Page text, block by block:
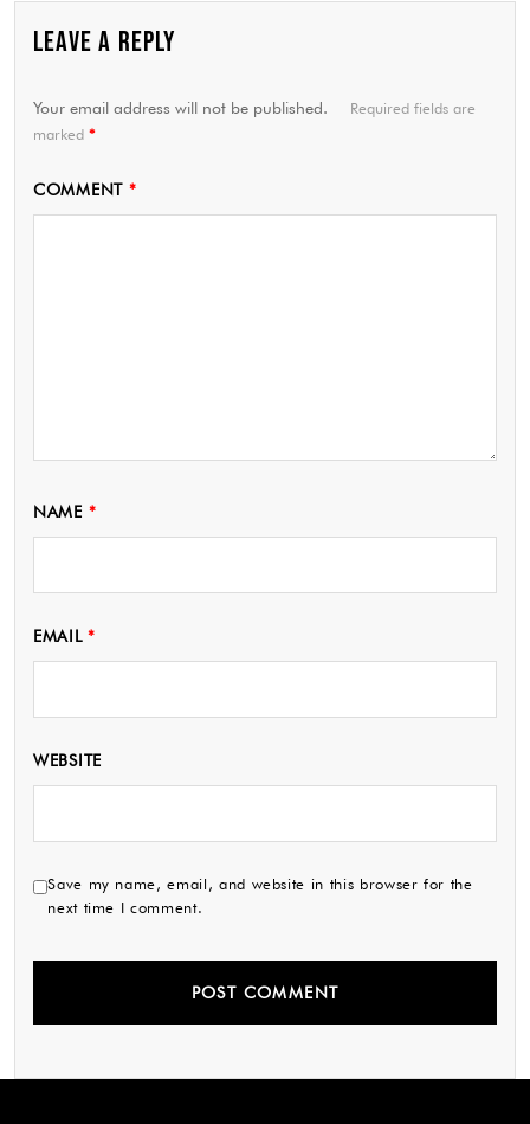
LEAVE A REPLY
Your email address will not be published.
Required fields are
marked *
COMMENT *
NAME *
EMAIL*
WEBSITE
Save my name, email, and website in this browser for the
next time I comment.